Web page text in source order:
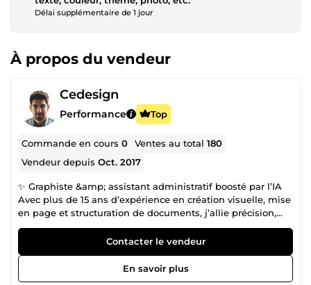
Délai supplémentaire de 1 jour
À propos du vendeur
Cedesign
Performance Top
Commande en cours0 Ventes au total180
Vendeur depuisOct. 2017
✨ Graphiste &amp; assistant administratif boosté par l’IA
Avec plus de 15 ans d’expérience en création visuelle, mise
en page et structuration de documents, j’allie précision,
sens du détail et outils d’IA pour produire des résultats
soignés, fiables et efficaces. 🎨 Approche graphique Un
travail orienté clarté, harmonie et lisibilité, avec une
attention constante au rendu final et aux bonnes pratiques
professionnelles. ⚙️ Méthode de travail Analyse,
Contacter le vendeur
En savoir plus